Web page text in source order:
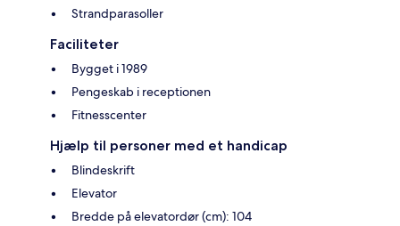
Strandparasoller
Faciliteter
Bygget i 1989
Pengeskab i receptionen
Fitnesscenter
Hjælp til personer med et handicap
Blindeskrift
Elevator
Bredde på elevatordør (cm): 104